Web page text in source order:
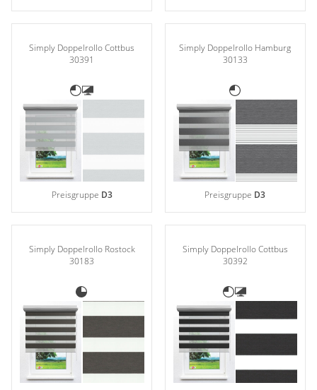
Simply Doppelrollo Cottbus
30391
Preisgruppe D3
Simply Doppelrollo Hamburg
30133
Preisgruppe D3
Simply Doppelrollo Rostock
30183
Simply Doppelrollo Cottbus
30392